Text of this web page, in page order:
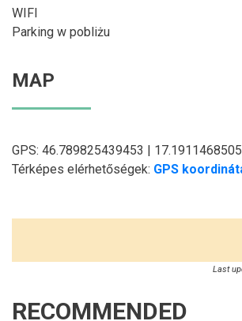
WIFI
Parking w pobliżu
MAP
GPS: 46.789825439453 |
Térképes elérhetőségek: GPS
Last
RECOMMENDED